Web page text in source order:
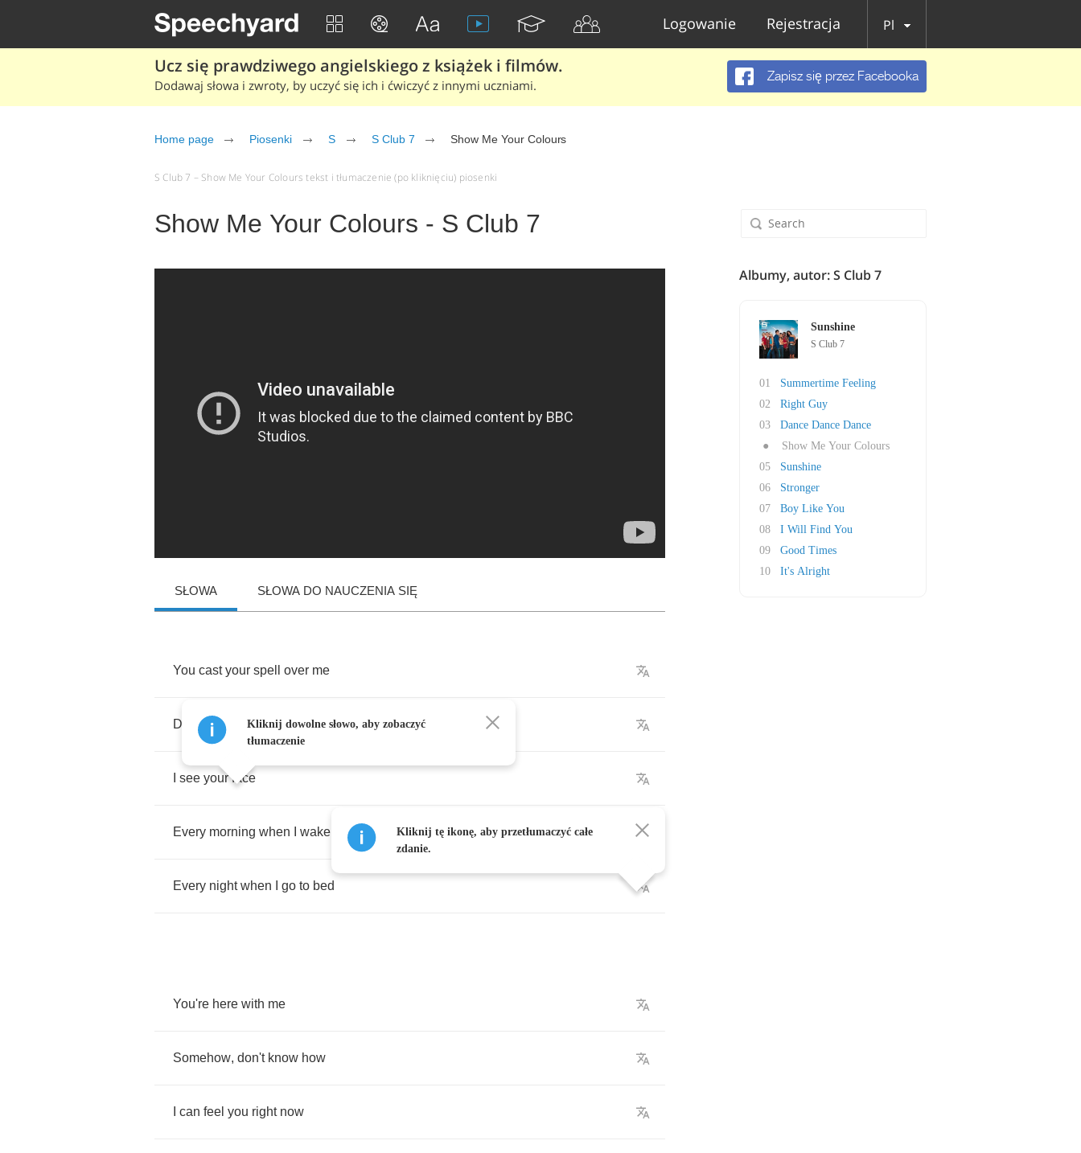
Logowanie Rejestracja Pl
Ucz się prawdziwego angielskiego z książek i filmów.
Dodawaj słowa i zwroty, by uczyć się ich i ćwiczyć z innymi uczniami.
Zapisz się przez Facebooka
Home page Piosenki S S Club 7 Show Me Your Colours
S Club 7 – Show Me Your Colours tekst i tłumaczenie (po kliknięciu) piosenki
Show Me Your Colours - S Club 7
SŁOWA SŁOWA DO NAUCZENIA SIĘ
You cast your spell over me
Don't know where to turn to anymore
see your face
Every morning when wake up
Every night when go to bed
You're here with me
Somehow, don't know how
can feel you right now
Kliknij dowolne słowo, aby zobaczyć
tłumaczenie
Kliknij tę ikonę, aby przetłumaczyć całe
zdanie.
Albumy, autor: S Club 7
Sunshine
S Club 7
01
Summertime Feeling
02
Right Guy
03
Dance Dance Dance
●
Show Me Your Colours
05
Sunshine
06
Stronger
07
Boy Like You
08
I Will Find You
09
Good Times
10
It's Alright